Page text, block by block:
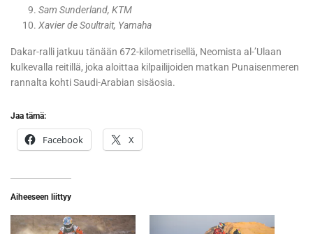
Sam Sunderland, KTM
Xavier de Soultrait, Yamaha
Dakar-ralli jatkuu tänään 672-kilometrisellä, Neomista al-’Ulaan
kulkevalla reitillä, joka aloittaa kilpailijoiden matkan Punaisenmeren
rannalta kohti Saudi-Arabian sisäosia.
Jaa tämä:
Facebook X
Aiheeseen liittyy